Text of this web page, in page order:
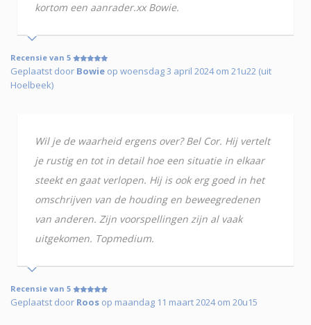
kortom een aanrader.xx Bowie.
Recensie van 5
Geplaatst door Bowie op woensdag 3 april 2024 om 21u22 (uit
Hoelbeek)
Wil je de waarheid ergens over? Bel Cor. Hij vertelt
je rustig en tot in detail hoe een situatie in elkaar
steekt en gaat verlopen. Hij is ook erg goed in het
omschrijven van de houding en beweegredenen
van anderen. Zijn voorspellingen zijn al vaak
uitgekomen. Topmedium.
Recensie van 5
Geplaatst door Roos op maandag 11 maart 2024 om 20u15